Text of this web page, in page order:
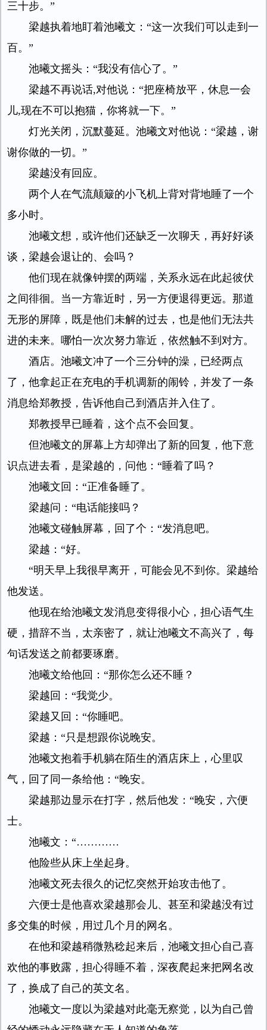
三十步。”
梁越执着地盯着池曦文：“这一次我们可以走到一
百。”
池曦文摇头：“我没有信心了。”
梁越不再说话,对他说：“把座椅放平，休息一会
儿,现在不可以抱猫，你将就一下。”
灯光关闭，沉默蔓延。池曦文对他说：“梁越，谢
谢你做的一切。”
梁越没有回应。
两个人在气流颠簸的小飞机上背对背地睡了一个
多小时。
池曦文想，或许他们还缺乏一次聊天，再好好谈
谈，梁越会退让的、会吗？
他们现在就像钟摆的两端，关系永远在此起彼伏
之间徘徊。当一方靠近时，另一方便退得更远。那道
无形的屏障，既是他们未解的过去，也是他们无法共
进的未来。哪怕一次次努力靠近，依然触不到对方。
酒店。池曦文冲了一个三分钟的澡，已经两点
了，他拿起正在充电的手机调新的闹铃，并发了一条
消息给郑教授，告诉他自己到酒店并入住了。
郑教授早已睡着，这个点不会回复。
但池曦文的屏幕上方却弹出了新的回复，他下意
识点进去看，是梁越的，问他：“睡着了吗？
池曦文回：“正准备睡了。
梁越问：“电话能接吗？
池曦文碰触屏幕，回了个：“发消息吧。
梁越：“好。
“明天早上我很早离开，可能会见不到你。梁越给
他发送。
他现在给池曦文发消息变得很小心，担心语气生
硬，措辞不当，太亲密了，就让池曦文不高兴了，每
句话发送之前都要琢磨。
池曦文给他回：“那你怎么还不睡？
梁越回：“我觉少。
梁越又回：“你睡吧。
梁越：“只是想跟你说晚安。
池曦文抱着手机躺在陌生的酒店床上，心里叹
气，回了同一条给他：“晚安。
梁越那边显示在打字，然后他发：“晚安，六便
士。
池曦文：“…………
他险些从床上坐起身。
池曦文死去很久的记忆突然开始攻击他了。
六便士是他喜欢梁越那会儿、甚至和梁越没有过
多交集的时候，用过几个月的网名。
在他和梁越稍微熟稔起来后，池曦文担心自己喜
欢他的事败露，担心得睡不着，深夜爬起来把网名改
了，换成了自己的英文名。
池曦文一度以为梁越对此毫无察觉，以为自己曾